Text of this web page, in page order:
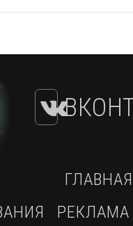
ГЛАВНАЯ
РЕКЛАМА